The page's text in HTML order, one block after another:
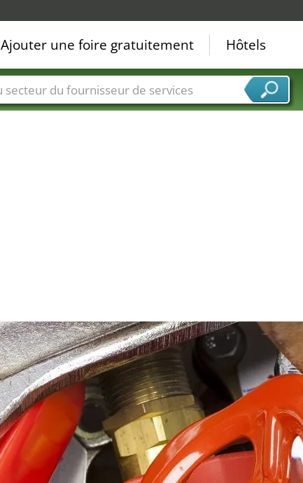
Ajouter une foire gratuitement Hôtels
Secteurs du fournisseur de services